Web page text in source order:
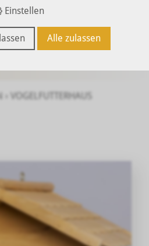
GARTEN
› VOGELFUTTERHAUS
Einstellen
Alle zulassen